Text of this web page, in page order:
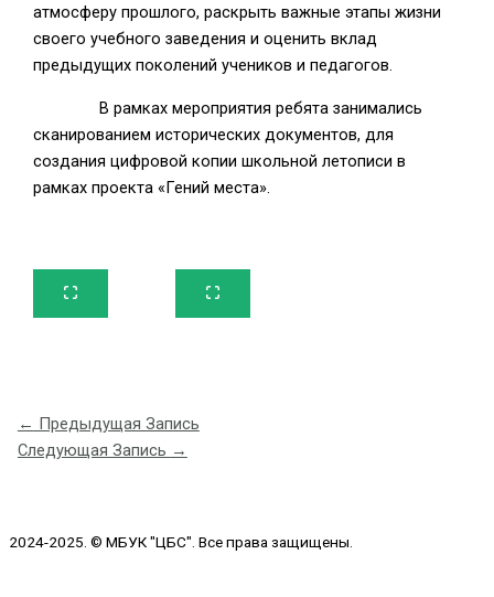
атмосферу прошлого, раскрыть важные этапы жизни
своего учебного заведения и оценить вклад
предыдущих поколений учеников и педагогов.
В рамках мероприятия ребята занимались
сканированием исторических документов, для
создания цифровой копии школьной летописи в
рамках проекта «Гений места».
← Предыдущая Запись
Следующая Запись →
2024-2025. © МБУК "ЦБС". Все права защищены.